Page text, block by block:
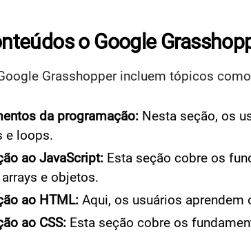
o Google
Grasshopper incluem tópicos
da programação: Nesta seção, os
e loops.
ao JavaScript: Esta seção cobre os
e objetos.
ao HTML: Aqui, os usuários
ao CSS: Esta seção cobre os